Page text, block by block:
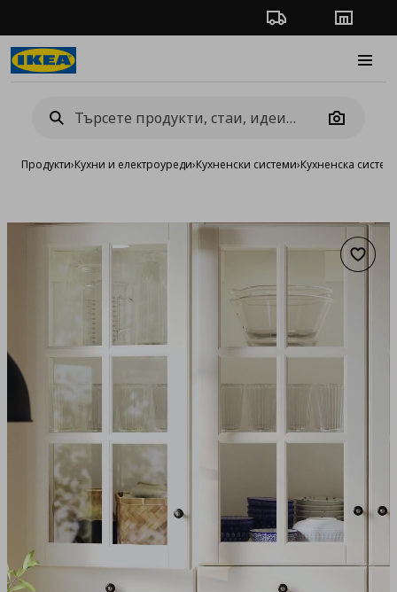
Проследяване на
Camera
Продукти›Кухни и електроуреди›Кухненски системи›Кухненска